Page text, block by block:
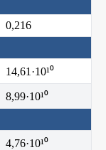
0,216
14,61·10¹⁰
8,99·10¹⁰
4,76·10¹⁰